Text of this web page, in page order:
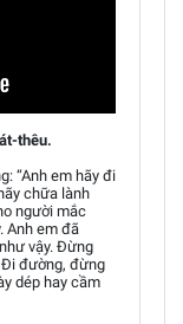
thêu.
“Anh em hãy đi
chữa lành
người mắc
Anh em đã
vậy. Đừng
Đi đường, đừng
dép hay cầm